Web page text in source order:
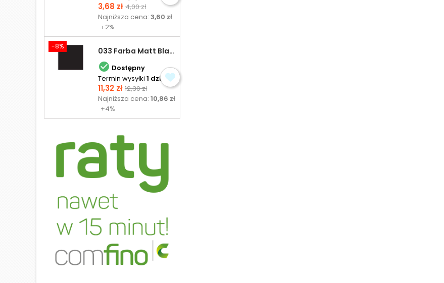
Cena
3,68 zł Cena
podstawowa
4,00 zł
Najniższa cena:3,60 zł
+2%
-8% 033 Farba Matt Black - olejna
 Dostępny
Termin wysyłki 1 dzień
Cena
11,32 zł Cena
podstawowa
12,30 zł
Najniższa cena:10,86 zł
+4%